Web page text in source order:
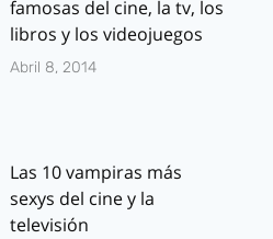
famosas del cine, la tv, los
libros y los videojuegos
Abril 8, 2014
Las 10 vampiras más
sexys del cine y la
televisión